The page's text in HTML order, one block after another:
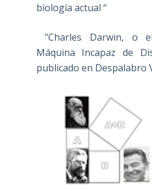
biología actual “
"Charles Darwin, o
Máquina Incapaz de
publicado en Despalabro